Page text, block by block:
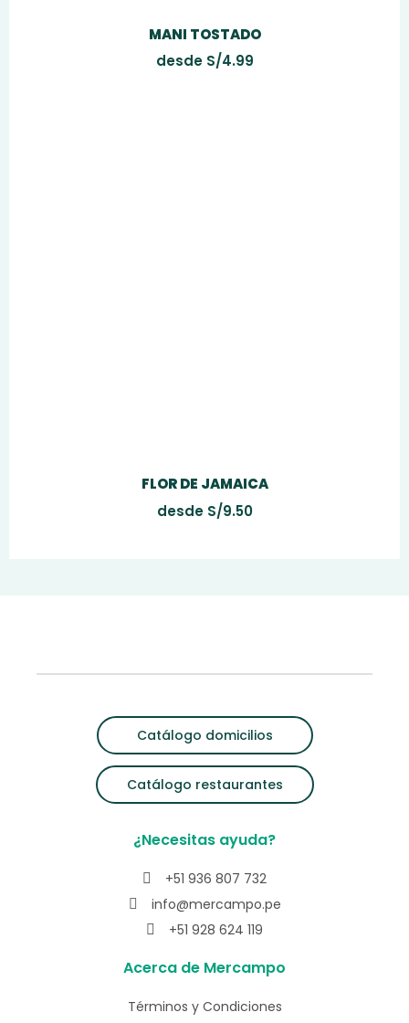
MANI TOSTADO
desde S/4.99
FLOR DE JAMAICA
desde S/9.50
Catálogo domicilios
Catálogo restaurantes
¿Necesitas ayuda?
+51 936 807 732
info@mercampo.pe
+51 928 624 119
Acerca de Mercampo
Términos y Condiciones